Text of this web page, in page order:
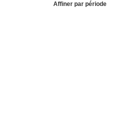
Affiner par période